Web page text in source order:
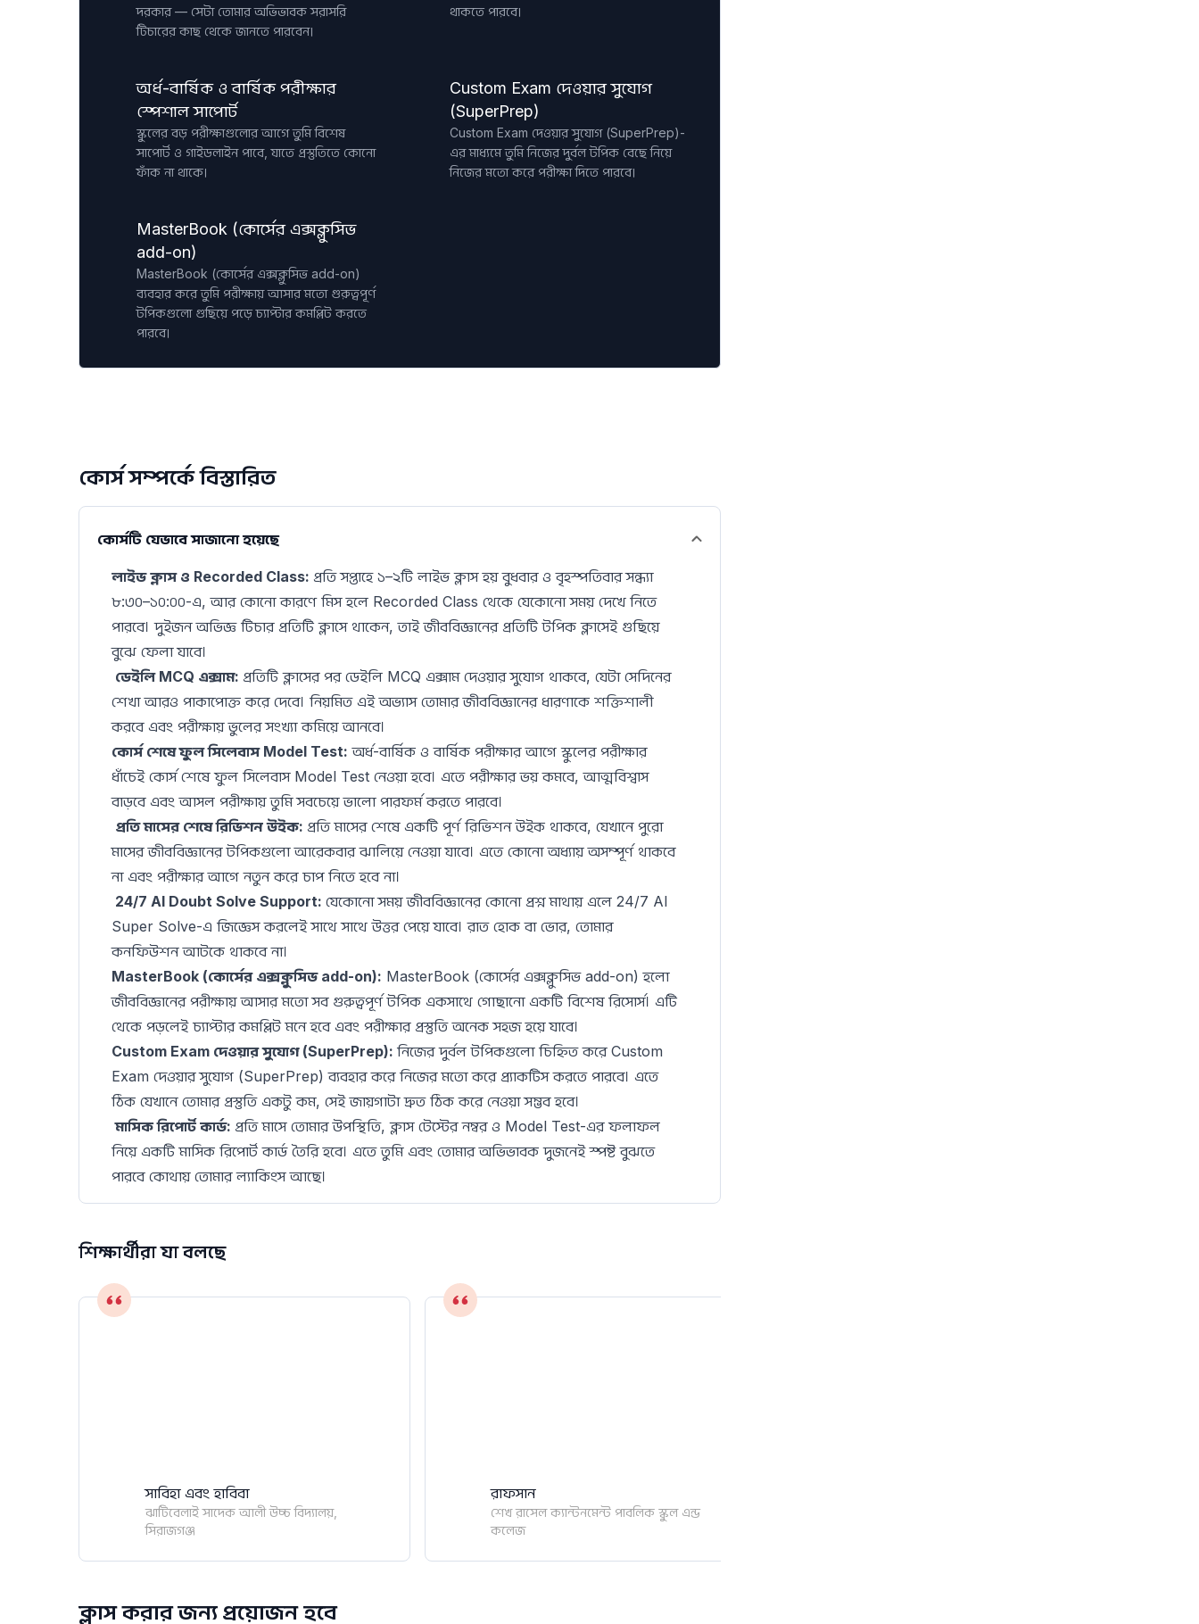
দরকার — সেটা তোমার অভিভাবক সরাসরি
টিচারের কাছ থেকে জানতে পারবেন।
থাকতে পারবে।
অর্ধ-বার্ষিক ও বার্ষিক পরীক্ষার
স্পেশাল সাপোর্ট
স্কুলের বড় পরীক্ষাগুলোর আগে তুমি বিশেষ
সাপোর্ট ও গাইডলাইন পাবে, যাতে প্রস্তুতিতে কোনো
ফাঁক না থাকে।
Custom Exam দেওয়ার সুযোগ
(SuperPrep)
Custom Exam দেওয়ার সুযোগ (SuperPrep)-
এর মাধ্যমে তুমি নিজের দুর্বল টপিক বেছে নিয়ে
নিজের মতো করে পরীক্ষা দিতে পারবে।
MasterBook (কোর্সের এক্সক্লুসিভ
add-on)
MasterBook (কোর্সের এক্সক্লুসিভ add-on)
ব্যবহার করে তুমি পরীক্ষায় আসার মতো গুরুত্বপূর্ণ
টপিকগুলো গুছিয়ে পড়ে চ্যাপ্টার কমপ্লিট করতে
পারবে।
কোর্স সম্পর্কে বিস্তারিত
কোর্সটি যেভাবে সাজানো হয়েছে
লাইভ ক্লাস ও Recorded Class: প্রতি সপ্তাহে ১–২টি লাইভ ক্লাস হয় বুধবার ও বৃহস্পতিবার সন্ধ্যা
৮:৩০–১০:০০-এ, আর কোনো কারণে মিস হলে Recorded Class থেকে যেকোনো সময় দেখে নিতে
পারবে। দুইজন অভিজ্ঞ টিচার প্রতিটি ক্লাসে থাকেন, তাই জীববিজ্ঞানের প্রতিটি টপিক ক্লাসেই গুছিয়ে
বুঝে ফেলা যাবে।
ডেইলি MCQ এক্সাম: প্রতিটি ক্লাসের পর ডেইলি MCQ এক্সাম দেওয়ার সুযোগ থাকবে, যেটা সেদিনের
শেখা আরও পাকাপোক্ত করে দেবে। নিয়মিত এই অভ্যাস তোমার জীববিজ্ঞানের ধারণাকে শক্তিশালী
করবে এবং পরীক্ষায় ভুলের সংখ্যা কমিয়ে আনবে।
কোর্স শেষে ফুল সিলেবাস Model Test: অর্ধ-বার্ষিক ও বার্ষিক পরীক্ষার আগে স্কুলের পরীক্ষার
ধাঁচেই কোর্স শেষে ফুল সিলেবাস Model Test নেওয়া হবে। এতে পরীক্ষার ভয় কমবে, আত্মবিশ্বাস
বাড়বে এবং আসল পরীক্ষায় তুমি সবচেয়ে ভালো পারফর্ম করতে পারবে।
প্রতি মাসের শেষে রিভিশন উইক: প্রতি মাসের শেষে একটি পূর্ণ রিভিশন উইক থাকবে, যেখানে পুরো
মাসের জীববিজ্ঞানের টপিকগুলো আরেকবার ঝালিয়ে নেওয়া যাবে। এতে কোনো অধ্যায় অসম্পূর্ণ থাকবে
না এবং পরীক্ষার আগে নতুন করে চাপ নিতে হবে না।
24/7 AI Doubt Solve Support: যেকোনো সময় জীববিজ্ঞানের কোনো প্রশ্ন মাথায় এলে 24/7 AI
Super Solve-এ জিজ্ঞেস করলেই সাথে সাথে উত্তর পেয়ে যাবে। রাত হোক বা ভোর, তোমার
কনফিউশন আটকে থাকবে না।
MasterBook (কোর্সের এক্সক্লুসিভ add-on): MasterBook (কোর্সের এক্সক্লুসিভ add-on) হলো
জীববিজ্ঞানের পরীক্ষায় আসার মতো সব গুরুত্বপূর্ণ টপিক একসাথে গোছানো একটি বিশেষ রিসোর্স। এটি
থেকে পড়লেই চ্যাপ্টার কমপ্লিট মনে হবে এবং পরীক্ষার প্রস্তুতি অনেক সহজ হয়ে যাবে।
Custom Exam দেওয়ার সুযোগ (SuperPrep): নিজের দুর্বল টপিকগুলো চিহ্নিত করে Custom
Exam দেওয়ার সুযোগ (SuperPrep) ব্যবহার করে নিজের মতো করে প্র্যাকটিস করতে পারবে। এতে
ঠিক যেখানে তোমার প্রস্তুতি একটু কম, সেই জায়গাটা দ্রুত ঠিক করে নেওয়া সম্ভব হবে।
মাসিক রিপোর্ট কার্ড: প্রতি মাসে তোমার উপস্থিতি, ক্লাস টেস্টের নম্বর ও Model Test-এর ফলাফল
নিয়ে একটি মাসিক রিপোর্ট কার্ড তৈরি হবে। এতে তুমি এবং তোমার অভিভাবক দুজনেই স্পষ্ট বুঝতে
পারবে কোথায় তোমার ল্যাকিংস আছে।
শিক্ষার্থীরা যা বলছে
সাবিহা এবং হাবিবা
ঝাটিবেলাই সাদেক আলী উচ্চ বিদ্যালয়,
সিরাজগঞ্জ
রাফসান
শেখ রাসেল ক্যান্টনমেন্ট পাবলিক স্কুল এন্ড
কলেজ
ক্লাস করার জন্য প্রয়োজন হবে